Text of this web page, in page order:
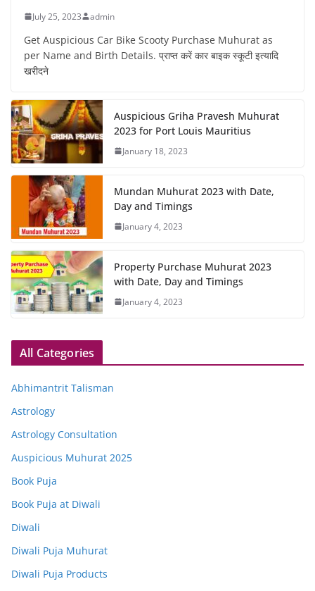
July 25, 2023 admin
Get Auspicious Car Bike Scooty Purchase Muhurat as
per Name and Birth Details. प्राप्त करें कार बाइक स्कूटी इत्यादि
खरीदने
Auspicious Griha Pravesh Muhurat
2023 for Port Louis Mauritius
January 18, 2023
Mundan Muhurat 2023 with Date,
Day and Timings
January 4, 2023
Property Purchase Muhurat 2023
with Date, Day and Timings
January 4, 2023
All Categories
Abhimantrit Talisman
Astrology
Astrology Consultation
Auspicious Muhurat 2025
Book Puja
Book Puja at Diwali
Diwali
Diwali Puja Muhurat
Diwali Puja Products